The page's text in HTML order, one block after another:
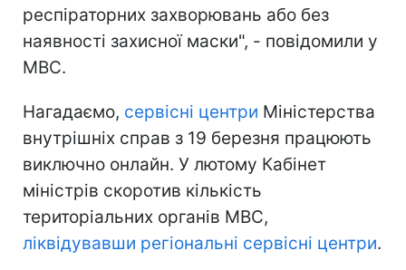
респіраторних захворювань або без
наявності захисної маски", - повідомили у
МВС.
Нагадаємо, сервісні центри Міністерства
внутрішніх справ з 19 березня працюють
виключно онлайн. У лютому Кабінет
міністрів скоротив кількість
територіальних органів МВС,
ліквідувавши регіональні сервісні центри.